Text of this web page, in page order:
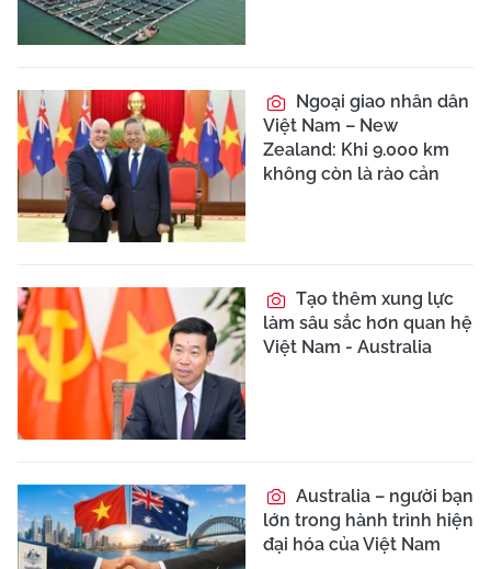
Ngoại giao nhân dân
Việt Nam – New
Zealand: Khi 9.000 km
không còn là rào cản
Tạo thêm xung lực
làm sâu sắc hơn quan hệ
Việt Nam - Australia
Australia – người bạn
lớn trong hành trình hiện
đại hóa của Việt Nam